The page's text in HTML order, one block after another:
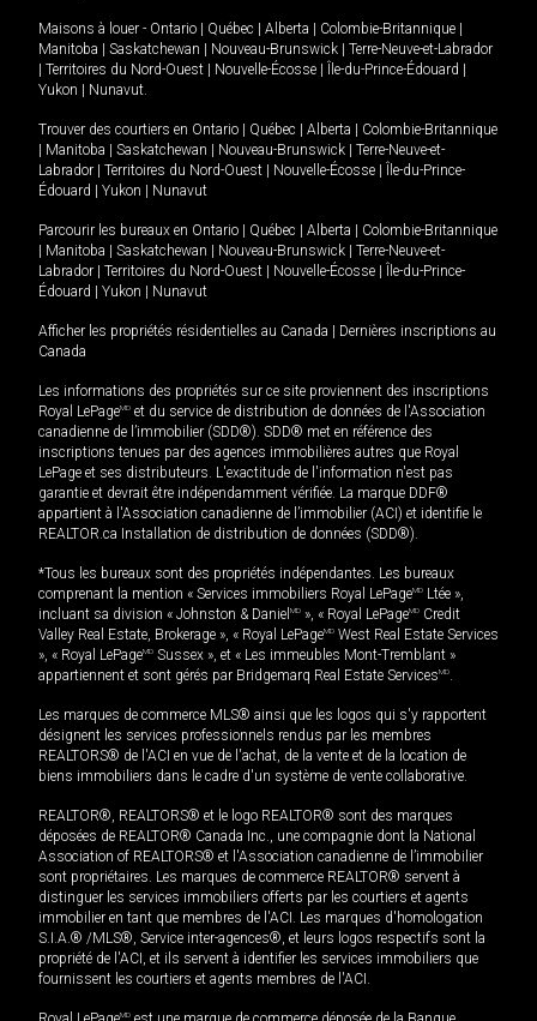
Maisons à louer - Ontario Québec Alberta Colombie-Britannique
Manitoba
Saskatchewan Nouveau-Brunswick
Terre-Neuve-et-Labrador
Territoires du Nord-Ouest Nouvelle-Écosse Île-du-Prince-Édouard
Yukon
Nunavut.
Trouver des courtiers en Ontario Québec Alberta
Colombie-Britannique
Manitoba Saskatchewan Nouveau-Brunswick
Terre-Neuve-et-
Labrador
Territoires du Nord-Ouest Nouvelle-Écosse
Île-du-Prince-
Édouard
Yukon Nunavut
Parcourir les bureaux en Ontario Québec Alberta
Colombie-Britannique
Manitoba Saskatchewan Nouveau-Brunswick
Terre-Neuve-et-
Labrador
Territoires du Nord-Ouest Nouvelle-Écosse
Île-du-Prince-
Édouard
Yukon Nunavut
Afficher les propriétés résidentielles au Canada
Dernières inscriptions au
Canada
Les informations des propriétés sur ce site proviennent des inscriptions
Royal LePageMD et du service de distribution de données de l'Association
canadienne de l’immobilier (SDD®). SDD® met en référence des
inscriptions tenues par des agences immobilières autres que Royal
LePage et ses distributeurs. L'exactitude de l'information n'est pas
garantie et devrait être indépendamment vérifiée. La marque DDF®
appartient à l'Association canadienne de l’immobilier (ACI) et identifie le
REALTOR.ca Installation de distribution de données (SDD®).
*Tous les bureaux sont des propriétés indépendantes. Les bureaux
comprenant la mention « Services immobiliers Royal LePageMD Ltée »,
incluant sa division « Johnston & Daniel MD », « Royal LePageMD Credit
Valley Real Estate, Brokerage », « Royal LePageMD West Real Estate Services
», « Royal LePageMD Sussex », et « Les immeubles Mont-Tremblant »
appartiennent et sont gérés par Bridgemarq Real Estate ServicesMD.
Les marques de commerce MLS® ainsi que les logos qui s'y rapportent
désignent les services professionnels rendus par les membres
REALTORS® de l'ACI en vue de l'achat, de la vente et de la location de
biens immobiliers dans le cadre d'un système de vente collaborative.
REALTOR®, REALTORS® et le logo REALTOR® sont des marques
déposées de REALTOR® Canada Inc., une compagnie dont la National
Association of REALTORS® et l'Association canadienne de l’immobilier
sont propriétaires. Les marques de commerce REALTOR® servent à
distinguer les services immobiliers offerts par les courtiers et agents
immobilier en tant que membres de l'ACI. Les marques d'homologation
S.I.A.® /MLS®, Service inter-agences®, et leurs logos respectifs sont la
propriété de l'ACI, et ils servent à identifier les services immobiliers que
fournissent les courtiers et agents membres de l'ACI.
MD